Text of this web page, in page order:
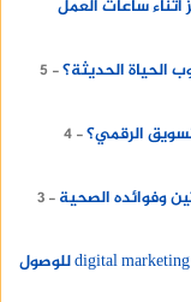
ساعات العمل
الحياة الحديثة؟
5
الرقمي؟ 4
وفوائده الصحية
3
لماذا تعتمد المؤسسات الإخبارية على digital marketing in oman للوصول